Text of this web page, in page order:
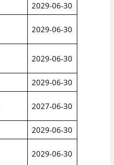
2029-06-30
2029-06-30
2029-06-30
2029-06-30
2027-06-30
2029-06-30
2029-06-30